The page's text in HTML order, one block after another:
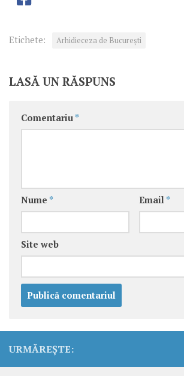
Etichete: Arhidieceza de București
LASĂ UN RĂSPUNS
Comentariu *
Nume * Email *
Site web
URMĂREȘTE: